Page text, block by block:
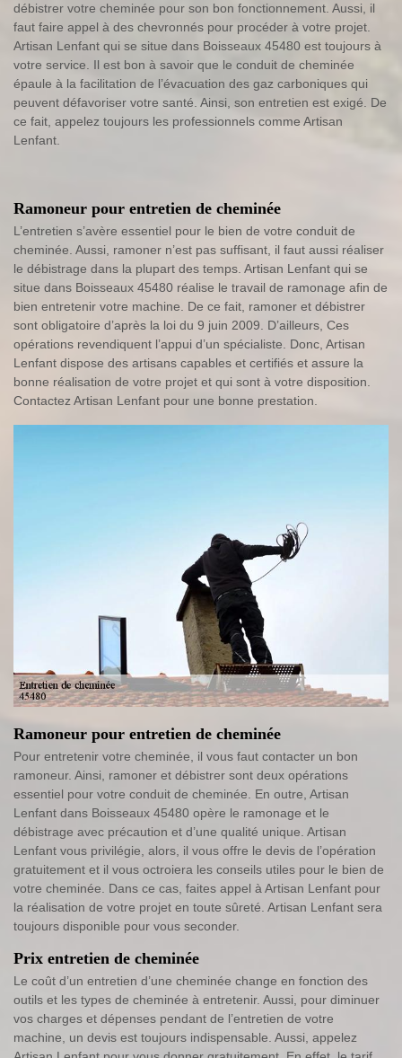
débistrer votre cheminée pour son bon fonctionnement. Aussi, il
faut faire appel à des chevronnés pour procéder à votre projet.
Artisan Lenfant qui se situe dans Boisseaux 45480 est toujours à
votre service. Il est bon à savoir que le conduit de cheminée
épaule à la facilitation de l’évacuation des gaz carboniques qui
peuvent défavoriser votre santé. Ainsi, son entretien est exigé. De
ce fait, appelez toujours les professionnels comme Artisan
Lenfant.
Ramoneur pour entretien de cheminée
L’entretien s’avère essentiel pour le bien de votre conduit de
cheminée. Aussi, ramoner n’est pas suffisant, il faut aussi réaliser
le débistrage dans la plupart des temps. Artisan Lenfant qui se
situe dans Boisseaux 45480 réalise le travail de ramonage afin de
bien entretenir votre machine. De ce fait, ramoner et débistrer
sont obligatoire d’après la loi du 9 juin 2009. D’ailleurs, Ces
opérations revendiquent l’appui d’un spécialiste. Donc, Artisan
Lenfant dispose des artisans capables et certifiés et assure la
bonne réalisation de votre projet et qui sont à votre disposition.
Contactez Artisan Lenfant pour une bonne prestation.
Ramoneur pour entretien de cheminée
Pour entretenir votre cheminée, il vous faut contacter un bon
ramoneur. Ainsi, ramoner et débistrer sont deux opérations
essentiel pour votre conduit de cheminée. En outre, Artisan
Lenfant dans Boisseaux 45480 opère le ramonage et le
débistrage avec précaution et d’une qualité unique. Artisan
Lenfant vous privilégie, alors, il vous offre le devis de l’opération
gratuitement et il vous octroiera les conseils utiles pour le bien de
votre cheminée. Dans ce cas, faites appel à Artisan Lenfant pour
la réalisation de votre projet en toute sûreté. Artisan Lenfant sera
toujours disponible pour vous seconder.
Prix entretien de cheminée
Le coût d’un entretien d’une cheminée change en fonction des
outils et les types de cheminée à entretenir. Aussi, pour diminuer
vos charges et dépenses pendant de l’entretien de votre
machine, un devis est toujours indispensable. Aussi, appelez